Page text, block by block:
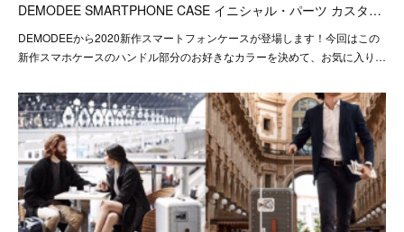
DEMODEE SMARTPHONE CASE イニシャル・パーツ カスタ…
DEMODEEから2020新作スマートフォンケースが登場します！今回はこの
新作スマホケースのハンドル部分のお好きなカラーを決めて、お気に入り…